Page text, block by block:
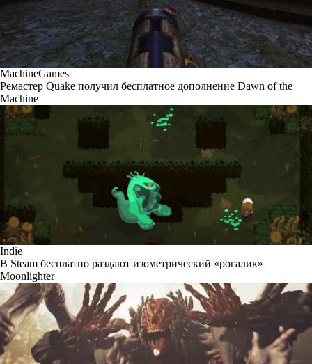
MachineGames
Ремастер Quake получил бесплатное дополнение Dawn of the
Machine
Indie
В Steam бесплатно раздают изометрический «рогалик»
Moonlighter